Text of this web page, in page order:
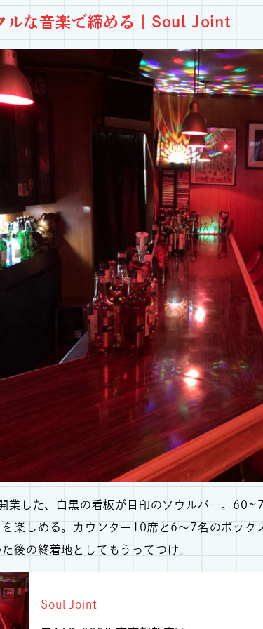
ルな音楽で締める｜Soul Joint
業した、白黒の看板が目印のソウルバー。
楽しめる。カウンター10席と6〜7名のボック
後の終着地としてもうってつけ。
Soul Joint